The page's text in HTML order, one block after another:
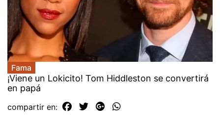
Fama
¡Viene un Lokicito! Tom Hiddleston se convertirá
en papá
compartir en: